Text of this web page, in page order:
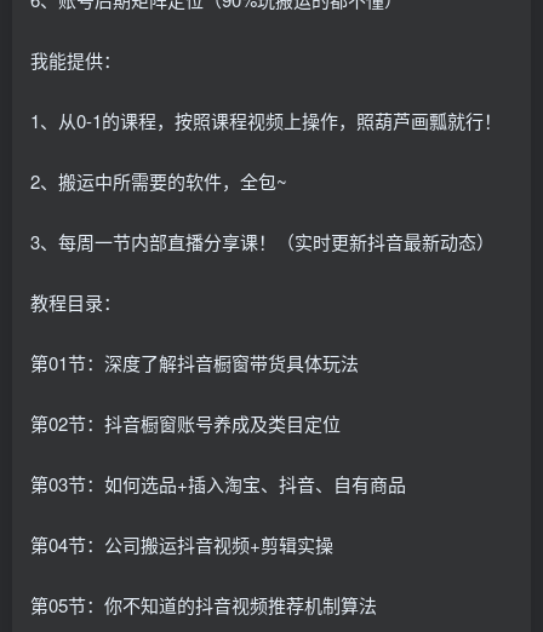
我能提供：
1、从0-1的课程，按照课程视频上操作，照葫芦画瓢就行！
2、搬运中所需要的软件，全包~
3、每周一节内部直播分享课！（实时更新抖音最新动态）
教程目录：
第01节：深度了解抖音橱窗带货具体玩法
第02节：抖音橱窗账号养成及类目定位
第03节：如何选品+插入淘宝、抖音、自有商品
第04节：公司搬运抖音视频+剪辑实操
第05节：你不知道的抖音视频推荐机制算法